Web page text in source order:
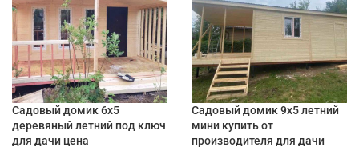
Садовый домик 6х5
деревяный летний под ключ
для дачи цена
Садовый домик 9х5 летний
мини купить от
производителя для дачи